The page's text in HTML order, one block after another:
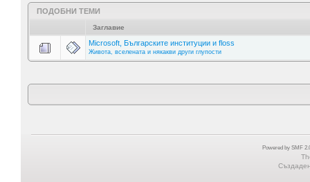
ПОДОБНИ ТЕМИ
Заглавие
Microsoft, Българските институции и floss
Живота, вселената и някакви други глупости
Powered by SMF